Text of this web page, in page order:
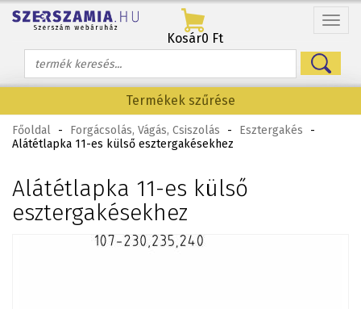
Menü
Kosár0 Ft
Termékek szűrése
Főoldal - Forgácsolás, Vágás, Csiszolás - Esztergakés
-
Alátétlapka 11-es külső esztergakésekhez
Alátétlapka 11-es külső
esztergakésekhez